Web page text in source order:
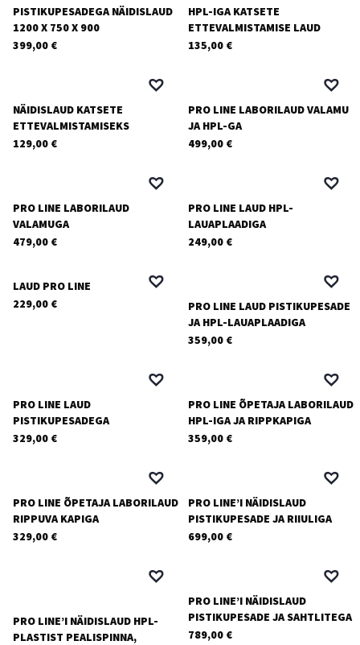
PISTIKUPESADEGA NÄIDISLAUD
1200 X 750 X 900
399,00 €
HPL-IGA KATSETE
ETTEVALMISTAMISE LAUD
135,00 €
NÄIDISLAUD KATSETE
ETTEVALMISTAMISEKS
129,00 €
PRO LINE LABORILAUD VALAMU
JA HPL-GA
499,00 €
PRO LINE LABORILAUD
VALAMUGA
479,00 €
PRO LINE LAUD HPL-
LAUAPLAADIGA
249,00 €
LAUD PRO LINE
229,00 €
PRO LINE LAUD PISTIKUPESADE
JA HPL-LAUAPLAADIGA
359,00 €
PRO LINE LAUD
PISTIKUPESADEGA
329,00 €
PRO LINE ÕPETAJA LABORILAUD
HPL-IGA JA RIPPKAPIGA
359,00 €
PRO LINE ÕPETAJA LABORILAUD
RIPPUVA KAPIGA
329,00 €
PRO LINE’I NÄIDISLAUD
PISTIKUPESADE JA RIIULIGA
699,00 €
PRO LINE’I NÄIDISLAUD HPL-
PLASTIST PEALISPINNA,
PRO LINE’I NÄIDISLAUD
PISTIKUPESADE JA SAHTLITEGA
789,00 €